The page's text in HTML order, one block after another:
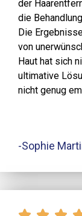
der
die
Die
von
Haut hat sich
ultimative
nicht genug
-Sophie